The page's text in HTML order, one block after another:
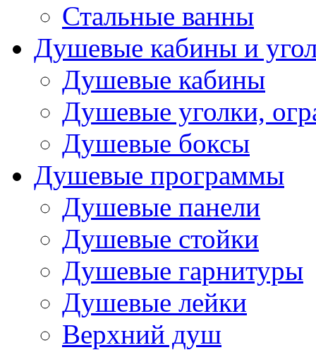
Стальные ванны
Душевые кабины и
Душевые кабины
Душевые уголки,
Душевые боксы
Душевые программы
Душевые панели
Душевые стойки
Душевые гарнитуры
Душевые лейки
Верхний душ